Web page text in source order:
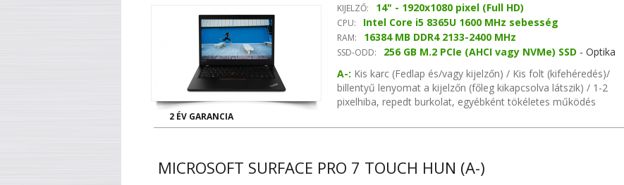
2 ÉV GARANCIA
KIJELZŐ: 14" - 1920x1080 pixel (Full HD)
CPU: Intel Core i5 8365U 1600 MHz sebesség
RAM: 16384 MB DDR4 2133-2400 MHz
SSD-ODD: 256 GB M.2 PCIe (AHCI vagy NVMe) SSD - Optika
A-: Kis karc (Fedlap és/vagy kijelzőn) / Kis folt (kifehéredés)/
billentyű lenyomat a kijelzőn (főleg kikapcsolva látszik) / 1-2
pixelhiba, repedt burkolat, egyébként tökéletes működés
256 MB DDR4 videókártya, Intel Cannon Lake-LP hangvezérlő,
MICROSOFT SURFACE PRO 7 TOUCH HUN (A-)